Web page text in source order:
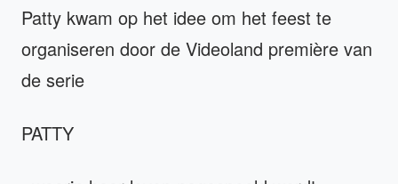
Patty kwam op het idee om het feest te
organiseren door de Videoland première van
de serie
PATTY